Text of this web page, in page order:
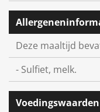
Deze maaltijd
- Sulfiet, melk.